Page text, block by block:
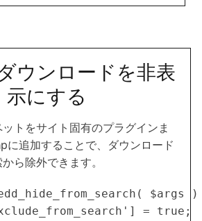
ウンロードを非表
示にする
トをサイト固有のプラグインま
追加することで、ダウンロード
ら除外できます。
$args